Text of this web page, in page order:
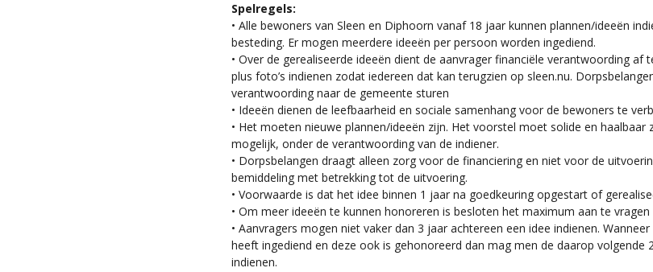
Spelregels:
• Alle bewoners van Sleen en Diphoorn vanaf 18 jaar kunnen plannen/ideeën
besteding. Er mogen meerdere ideeën per persoon worden ingediend.
• Over de gerealiseerde ideeën dient de aanvrager financiële verantwoording af
plus foto’s indienen zodat iedereen dat kan terugzien op sleen.nu.
verantwoording naar de gemeente sturen
• Ideeën dienen de leefbaarheid en sociale samenhang voor de bewoners te
• Het moeten nieuwe plannen/ideeën zijn. Het voorstel moet solide en
mogelijk, onder de verantwoording van de indiener.
• Dorpsbelangen draagt alleen zorg voor de financiering en niet voor de
bemiddeling met betrekking tot de uitvoering.
• Voorwaarde is dat het idee binnen 1 jaar na goedkeuring opgestart of
• Om meer ideeën te kunnen honoreren is besloten het maximum aan te
• Aanvragers mogen niet vaker dan 3 jaar achtereen een idee indienen.
heeft ingediend en deze ook is gehonoreerd dan mag men de daarop volgende
indienen.